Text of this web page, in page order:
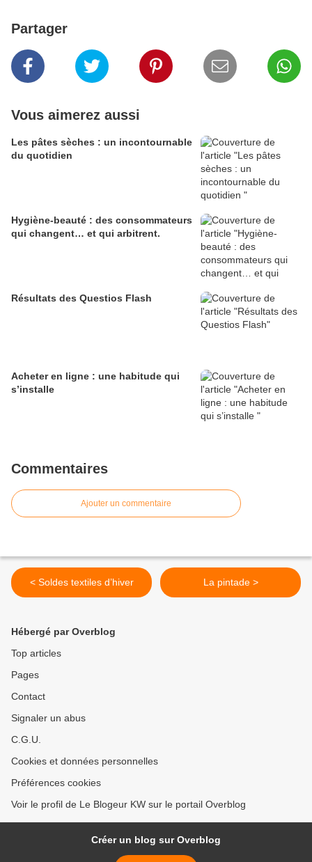
Partager
Vous aimerez aussi
Les pâtes sèches : un incontournable
du quotidien
Hygiène-beauté : des consommateurs
qui changent… et qui arbitrent.
Résultats des Questios Flash
Acheter en ligne : une habitude qui
s’installe
Commentaires
Ajouter un commentaire
< Soldes textiles d’hiver La pintade >
Hébergé par Overblog
Top articles
Pages
Contact
Signaler un abus
C.G.U.
Cookies et données personnelles
Préférences cookies
Voir le profil de Le Blogeur KW sur le portail Overblog
Créer un blog sur Overblog